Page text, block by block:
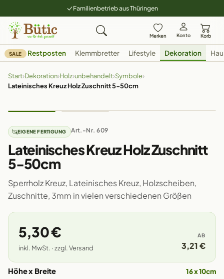
Familienbetrieb aus Thüringen
Merken Konto Korb
SALE Restposten Klemmbretter Lifestyle Dekoration
Start›Dekoration›Holz›unbehandelt›Symbole›
Lateinisches Kreuz Holz Zuschnitt 5-50cm
EIGENE FERTIGUNG Art.-Nr. 609
Lateinisches Kreuz Holz Zuschnitt
5-50cm
Sperrholz Kreuz, Lateinisches Kreuz, Holzscheiben,
Zuschnitte, 3mm in vielen verschiedenen Größen
5,30 €
inkl. MwSt. · zzgl. Versand
AB
3,21 €
Höhe x Breite 16 x 10cm